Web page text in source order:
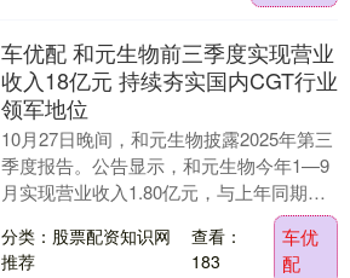
车优配 和元生物前三季度实现营业
收入18亿元 持续夯实国内CGT行业
领军地位
10月27日晚间，和元生物披露2025年第三
季度报告。公告显示，和元生物今年1—9
月实现营业收入1.80亿元，与上年同期基
本持平；归母净利润为-1.62亿元，同....
分类：股票配资知识网
推荐
查看：
183
车优
配